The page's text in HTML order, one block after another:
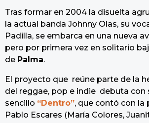
Tras formar en 2004 la disuelta
la actual banda Johnny Olas, su
Padilla, se embarca en una nueva
pero por primera vez en solitario
de Palma.
El proyecto que reúne parte de la
del reggae, pop e indie debuta con
sencillo “Dentro”, que contó con la
Pablo Escares (María Colores,